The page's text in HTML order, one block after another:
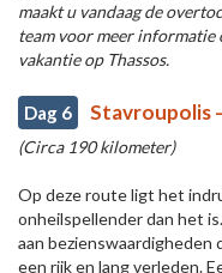
maakt u vandaag de
team voor meer informatie
vakantie op Thassos.
Dag 6 Stavroupolis
(Circa 190 kilometer)
Op deze route ligt het
onheilspellender dan het
aan bezienswaardigheden
een rijk en lang verleden.